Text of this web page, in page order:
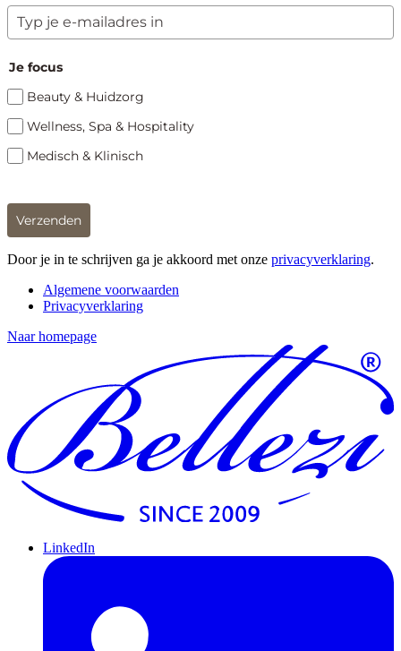
Je focus
Beauty & Huidzorg
Wellness, Spa & Hospitality
Medisch & Klinisch
Verzenden
Door je in te schrijven ga je akkoord met onze privacyverklaring.
Algemene voorwaarden
Privacyverklaring
Naar homepage
LinkedIn